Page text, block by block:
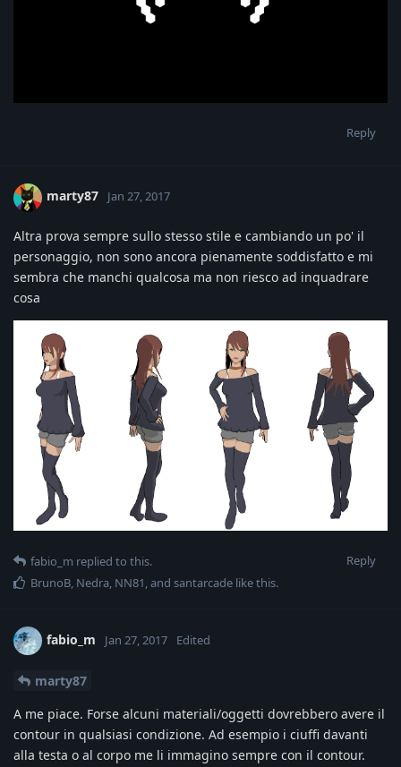
Reply
marty87 Jan 27, 2017
Altra prova sempre sullo stesso stile e cambiando un po' il
personaggio, non sono ancora pienamente soddisfatto e mi
sembra che manchi qualcosa ma non riesco ad inquadrare
cosa
Reply
fabio_m replied to this.
BrunoB, Nedra, NN81, and santarcade like this.
fabio_m Jan 27, 2017 Edited
marty87
A me piace. Forse alcuni materiali/oggetti dovrebbero avere il
contour in qualsiasi condizione. Ad esempio i ciuffi davanti
alla testa o al corpo me li immagino sempre con il contour.